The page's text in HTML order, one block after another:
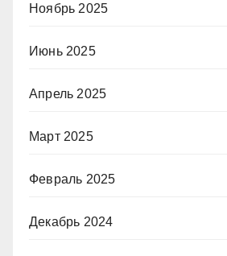
Ноябрь 2025
Июнь 2025
Апрель 2025
Март 2025
Февраль 2025
Декабрь 2024